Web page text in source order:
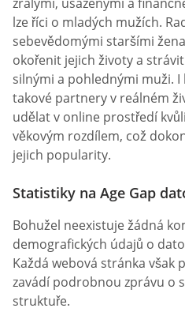
zralými, usazenými a
lze říci o mladých mužích.
sebevědomými staršími
okořenit jejich životy a
silnými a pohlednými muži.
takové partnery v reálném
udělat v online prostředí
věkovým rozdílem, což
jejich popularity.
Statistiky na Age Gap
Bohužel neexistuje žádná
demografických údajů o
Každá webová stránka však
zavádí podrobnou zprávu o
struktuře.